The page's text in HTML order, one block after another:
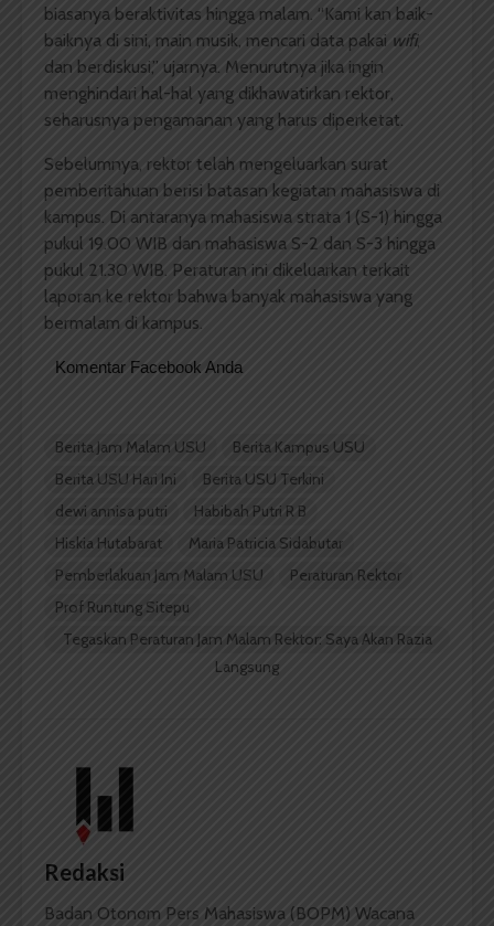
biasanya beraktivitas hingga malam. “Kami kan baik-
baiknya di sini, main musik, mencari data pakai wifi,
dan berdiskusi,” ujarnya. Menurutnya jika ingin
menghindari hal-hal yang dikhawatirkan rektor,
seharusnya pengamanan yang harus diperketat.
Sebelumnya, rektor telah mengeluarkan surat
pemberitahuan berisi batasan kegiatan mahasiswa di
kampus. Di antaranya mahasiswa strata 1 (S-1) hingga
pukul 19.00 WIB dan mahasiswa S-2 dan S-3 hingga
pukul 21.30 WIB. Peraturan ini dikeluarkan terkait
laporan ke rektor bahwa banyak mahasiswa yang
bermalam di kampus.
Komentar Facebook Anda
Berita Jam Malam USU
Berita Kampus USU
Berita USU Hari Ini
Berita USU Terkini
dewi annisa putri
Habibah Putri R B
Hiskia Hutabarat
Maria Patricia Sidabutar
Pemberlakuan Jam Malam USU
Peraturan Rektor
Prof Runtung Sitepu
Tegaskan Peraturan Jam Malam Rektor: Saya Akan Razia
Langsung
Redaksi
Badan Otonom Pers Mahasiswa (BOPM) Wacana